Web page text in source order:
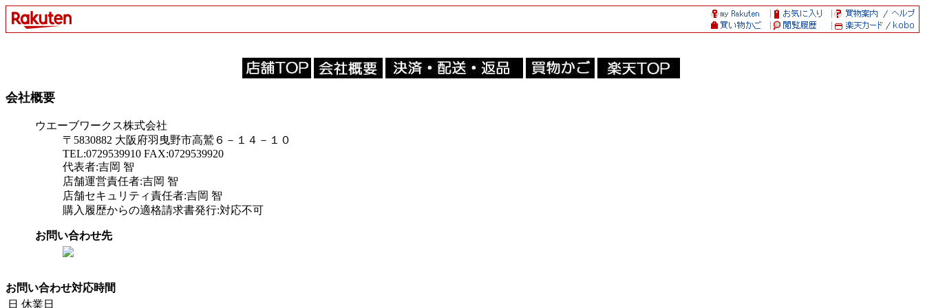
会社概要
ウエーブワークス株式会社
〒5830882 大阪府羽曳野市高鷲６－１４－１０
TEL:0729539910 FAX:0729539920
代表者:吉岡 智
店舗運営責任者:吉岡 智
店舗セキュリティ責任者:吉岡 智
購入履歴からの適格請求書発行:対応不可
お問い合わせ先
お問い合わせ対応時間
日 休業日